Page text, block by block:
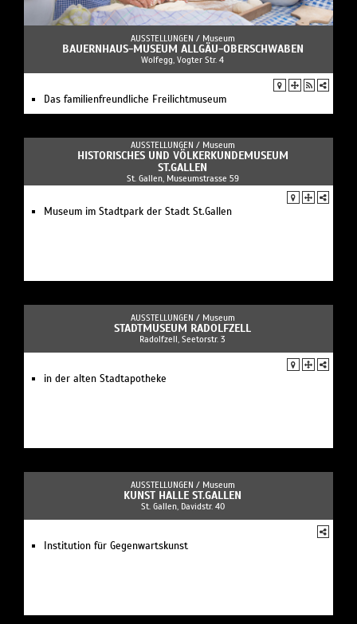
AUSSTELLUNGEN / Museum
BAUERNHAUS-MUSEUM ALLGÄU-OBERSCHWABEN
Wolfegg, Vogter Str. 4
Das familienfreundliche Freilichtmuseum
AUSSTELLUNGEN / Museum
HISTORISCHES UND VÖLKERKUNDEMUSEUM
ST.GALLEN
St. Gallen, Museumstrasse 59
Museum im Stadtpark der Stadt St.Gallen
AUSSTELLUNGEN / Museum
STADTMUSEUM RADOLFZELL
Radolfzell, Seetorstr. 3
in der alten Stadtapotheke
AUSSTELLUNGEN / Museum
KUNST HALLE ST.GALLEN
St. Gallen, Davidstr. 40
Institution für Gegenwartskunst